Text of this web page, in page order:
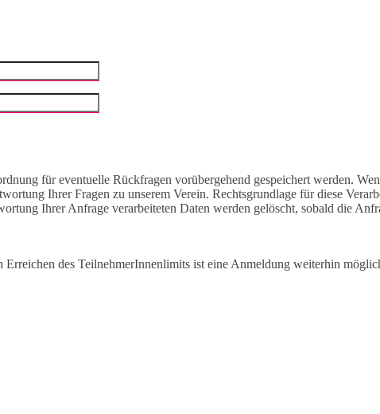
für eventuelle Rückfragen vorübergehend gespeichert werden.
Ihrer Fragen zu unserem Verein. Rechtsgrundlage für diese
Ihrer Anfrage verarbeiteten Daten werden gelöscht, sobald die
des TeilnehmerInnenlimits ist eine Anmeldung weiterhin